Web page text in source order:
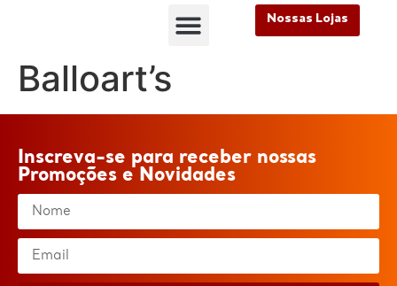
Nossas Lojas
Nossas Lojas
Balloart’s
Inscreva-se para receber nossas
Promoções e Novidades